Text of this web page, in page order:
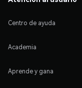
Centro de ayuda
Academia
Aprende y gana